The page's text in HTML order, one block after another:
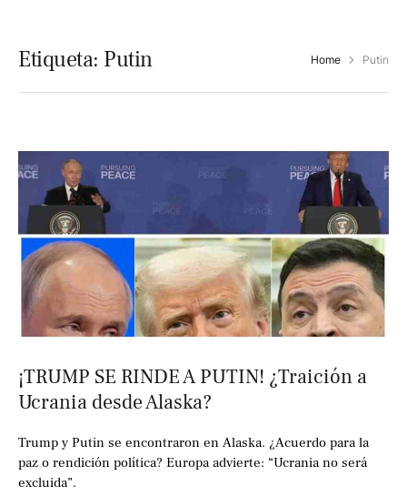
Etiqueta: Putin Home Putin
¡TRUMP SE RINDE A PUTIN! ¿Traición a
Ucrania desde Alaska?
Trump y Putin se encontraron en Alaska. ¿Acuerdo para la
paz o rendición política? Europa advierte: “Ucrania no será
excluida”.